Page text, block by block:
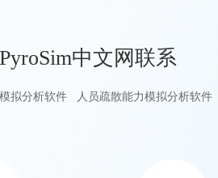
中文网联系
拟分析软件 人员疏散能力模拟分析软